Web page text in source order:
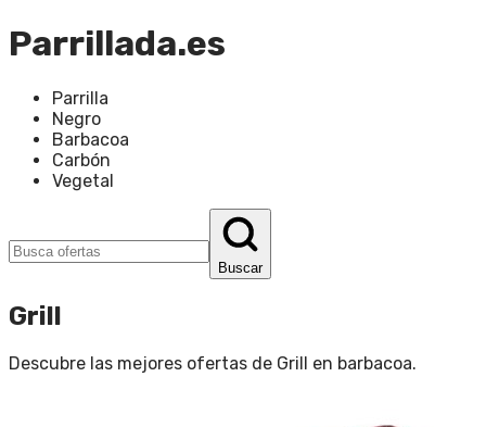
Parrillada.es
Parrilla
Negro
Barbacoa
Carbón
Vegetal
Buscar
Grill
Descubre las mejores ofertas de Grill en barbacoa.